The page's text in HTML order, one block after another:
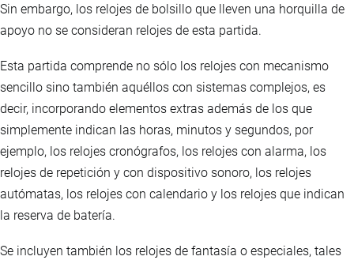
Sin embargo, los relojes de bolsillo que lleven una horquilla de
apoyo no se consideran relojes de esta partida.
Esta partida comprende no sólo los relojes con mecanismo
sencillo sino también aquéllos con sistemas complejos, es
decir, incorporando elementos extras además de los que
simplemente indican las horas, minutos y segundos, por
ejemplo, los relojes cronógrafos, los relojes con alarma, los
relojes de repetición y con dispositivo sonoro, los relojes
autómatas, los relojes con calendario y los relojes que indican
la reserva de batería.
Se incluyen también los relojes de fantasía o especiales, tales